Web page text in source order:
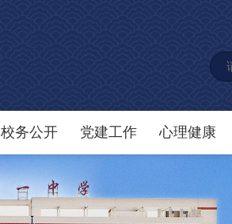
校务公开 党建工作 心理健康